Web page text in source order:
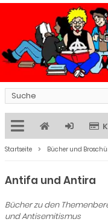
Startseite Bücher und
Antifa und Antira
Bücher zu den
und Antisemitismus